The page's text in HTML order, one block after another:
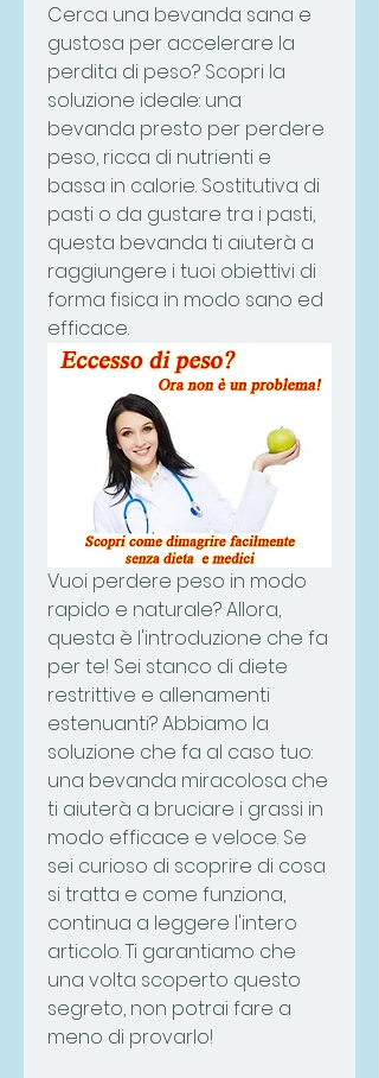
Cerca una bevanda sana e
gustosa per accelerare la
perdita di peso? Scopri la
soluzione ideale: una
bevanda presto per perdere
peso, ricca di nutrienti e
bassa in calorie. Sostitutiva di
pasti o da gustare tra i pasti,
questa bevanda ti aiuterà a
raggiungere i tuoi obiettivi di
forma fisica in modo sano ed
efficace.
Vuoi perdere peso in modo
rapido e naturale? Allora,
questa è l'introduzione che fa
per te! Sei stanco di diete
restrittive e allenamenti
estenuanti? Abbiamo la
soluzione che fa al caso tuo:
una bevanda miracolosa che
ti aiuterà a bruciare i grassi in
modo efficace e veloce. Se
sei curioso di scoprire di cosa
si tratta e come funziona,
continua a leggere l'intero
articolo. Ti garantiamo che
una volta scoperto questo
segreto, non potrai fare a
meno di provarlo!